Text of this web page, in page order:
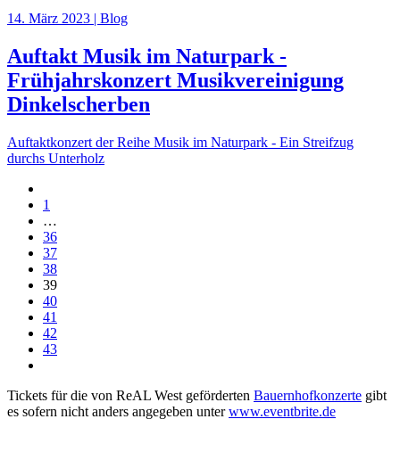
14. März 2023 | Blog
Auftakt Musik im Naturpark -
Frühjahrskonzert Musikvereinigung
Dinkelscherben
Auftaktkonzert der Reihe Musik im Naturpark - Ein Streifzug
durchs Unterholz
1
…
36
37
38
39
40
41
42
43
Tickets für die von ReAL West geförderten Bauernhofkonzerte gibt
es sofern nicht anders angegeben unterwww.eventbrite.de